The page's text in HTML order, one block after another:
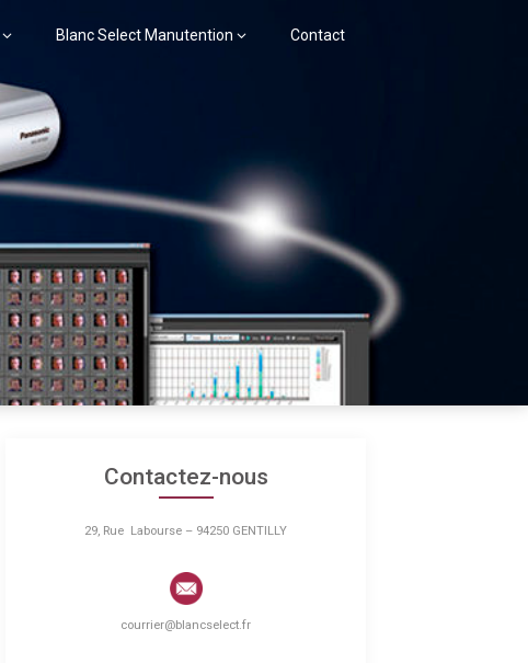
Blanc Select Manutention Contact
Contactez-nous
29, Rue Labourse – 94250 GENTILLY
courrier@blancselect.fr